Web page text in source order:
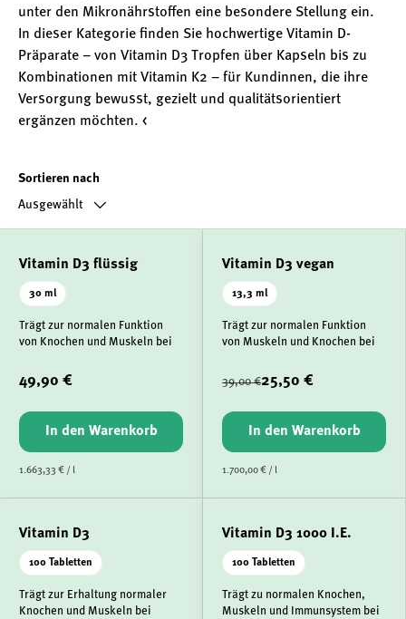
unter den Mikronährstoffen eine besondere Stellung ein.
In dieser Kategorie finden Sie hochwertige Vitamin D-
Präparate – von Vitamin D3 Tropfen über Kapseln bis zu
Kombinationen mit Vitamin K2 – für Kundinnen, die ihre
Versorgung bewusst, gezielt und qualitätsorientiert
ergänzen möchten. <
Sortieren nach
Ausgewählt
Vitamin D3 flüssig
30 ml
Trägt zur normalen Funktion
von Knochen und Muskeln bei
49,90 €
In den Warenkorb
1.663,33 € / l
Vitamin D3 vegan
13,3 ml
Trägt zur normalen Funktion
von Muskeln und Knochen bei
39,00 €25,50 €
In den Warenkorb
1.700,00 € / l
Vitamin D3
100 Tabletten
Trägt zur Erhaltung normaler
Knochen und Muskeln bei
Vitamin D3 1000 I.E.
100 Tabletten
Trägt zu normalen Knochen,
Muskeln und Immunsystem bei